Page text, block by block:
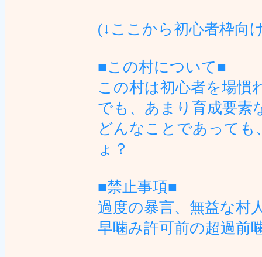
(↓ここから初心者枠向
■この村について■
この村は初心者を場慣
でも、あまり育成要素
どんなことであっても
ょ？
■禁止事項■
過度の暴言、無益な村
早噛み許可前の超過前